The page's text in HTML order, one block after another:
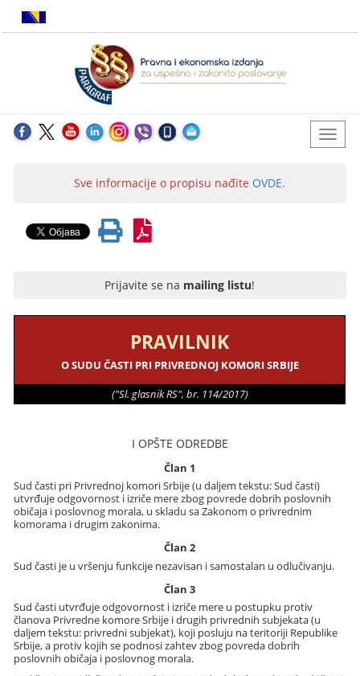
Sve informacije o propisu nađite OVDE.
Prijavite se na mailing listu!
PRAVILNIK
O SUDU ČASTI PRI PRIVREDNOJ KOMORI SRBIJE
("Sl. glasnik RS", br. 114/2017)
I OPŠTE ODREDBE
Član 1
Sud časti pri Privrednoj komori Srbije (u daljem tekstu: Sud časti)
utvrđuje odgovornost i izriče mere zbog povrede dobrih poslovnih
običaja i poslovnog morala, u skladu sa Zakonom o privrednim
komorama i drugim zakonima.
Član 2
Sud časti je u vršenju funkcije nezavisan i samostalan u odlučivanju.
Član 3
Sud časti utvrđuje odgovornost i izriče mere u postupku protiv
članova Privredne komore Srbije i drugih privrednih subjekata (u
daljem tekstu: privredni subjekat), koji posluju na teritoriji Republike
Srbije, a protiv kojih se podnosi zahtev zbog povreda dobrih
poslovnih običaja i poslovnog morala.